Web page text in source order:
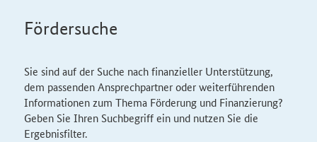
Fördersuche
Sie sind auf der Suche nach finanzieller Unterstützung,
dem passenden Ansprechpartner oder weiterführenden
Informationen zum Thema Förderung und Finanzierung?
Geben Sie Ihren Suchbegriff ein und nutzen Sie die
Ergebnisfilter.